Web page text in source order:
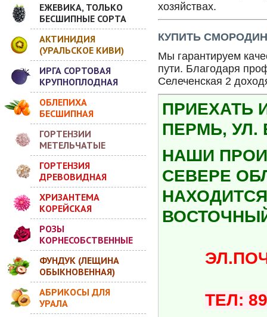
ЕЖЕВИКА, ТОЛЬКО
БЕСШИПНЫЕ СОРТА
АКТИНИДИЯ
(УРАЛЬСКОЕ КИВИ)
ИРГА СОРТОВАЯ
КРУПНОПЛОДНАЯ
ОБЛЕПИХА
БЕСШИПНАЯ
ГОРТЕНЗИИ
МЕТЕЛЬЧАТЫЕ
ГОРТЕНЗИЯ
ДРЕВОВИДНАЯ
ХРИЗАНТЕМА
КОРЕЙСКАЯ
РОЗЫ
КОРНЕСОБСТВЕННЫЕ
ФУНДУК (ЛЕЩИНА
ОБЫКНОВЕННАЯ)
АБРИКОСЫ ДЛЯ
УРАЛА
хозяйствах.
КУПИТЬ
Мы гарантируем
пути. Благодаря
Селеченская 2
ПРИЕХАТЬ
ПЕРМЬ, УЛ.
НАШИ
СЕВЕРЕ
ТЕЛ: